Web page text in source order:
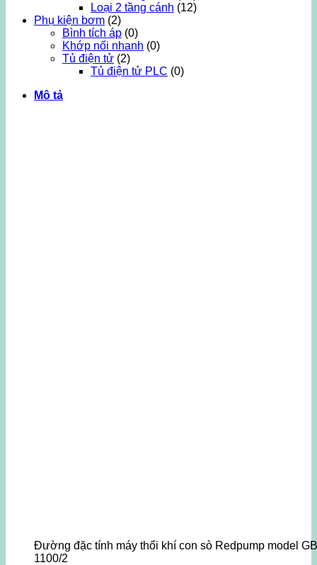
Loại 2 tầng cánh (12)
Phụ kiện bơm (2)
Bình tích áp (0)
Khớp nối nhanh (0)
Tủ điện tử (2)
Tủ điện tử PLC (0)
Mô tả
Đường đặc tính máy thổi khí con sò Redpump model
1100/2